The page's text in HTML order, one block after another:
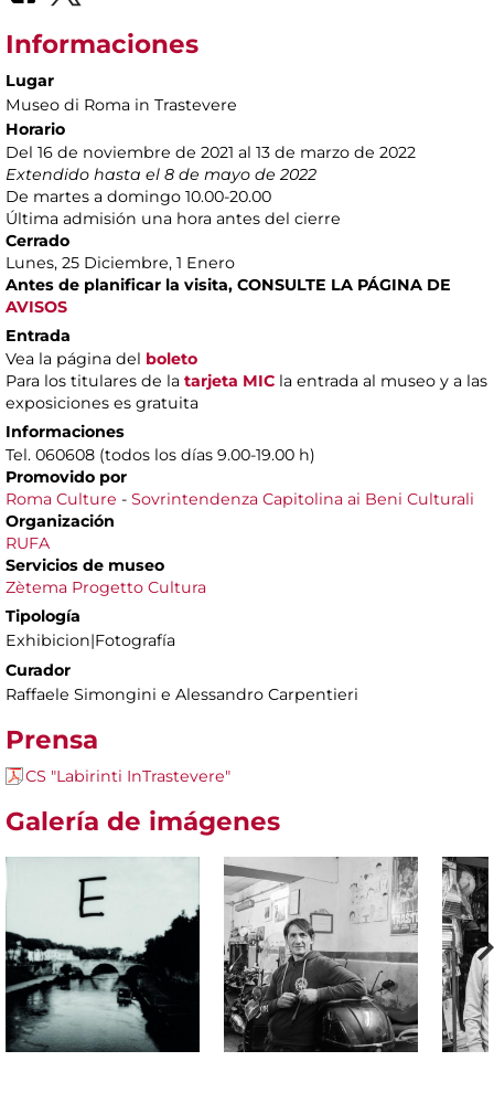
Informaciones
Lugar
Museo di Roma in Trastevere
Horario
Del 16 de noviembre de 2021 al 13 de marzo de 2022
Extendido hasta el 8 de mayo de 2022
De martes a domingo 10.00-20.00
Última admisión una hora antes del cierre
Cerrado
Lunes, 25 Diciembre, 1 Enero
Antes de planificar la visita, CONSULTE LA PÁGINA DE
AVISOS
Entrada
Vea la página del boleto
Para los titulares de la tarjeta MIC la entrada al museo y a las
exposiciones es gratuita
Informaciones
Tel. 060608 (todos los días 9.00-19.00 h)
Promovido por
Roma Culture - Sovrintendenza Capitolina ai Beni Culturali
Organización
RUFA
Servicios de museo
Zètema Progetto Cultura
Tipología
Exhibicion|Fotografía
Curador
Raffaele Simongini e Alessandro Carpentieri
Prensa
CS "Labirinti InTrastevere"
Galería de imágenes